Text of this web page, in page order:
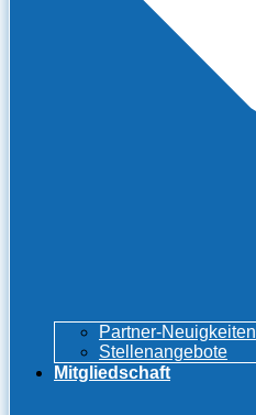
Partner-Neuigkeiten
Stellenangebote
Mitgliedschaft